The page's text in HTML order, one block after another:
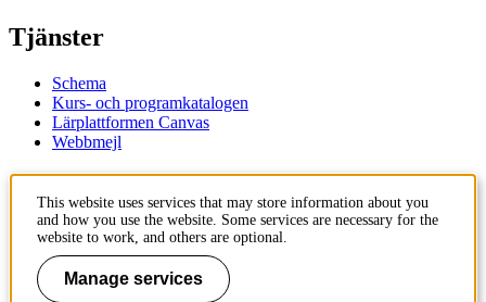
Tjänster
Schema
Kurs- och programkatalogen
Lärplattformen Canvas
Webbmejl
Kontakt
KTH
100 44 Stockholm
+46 8 790 60 00
This website uses services that may store information about you
and how you use the website. Some services are necessary for the
website to work, and others are optional.
Manage services